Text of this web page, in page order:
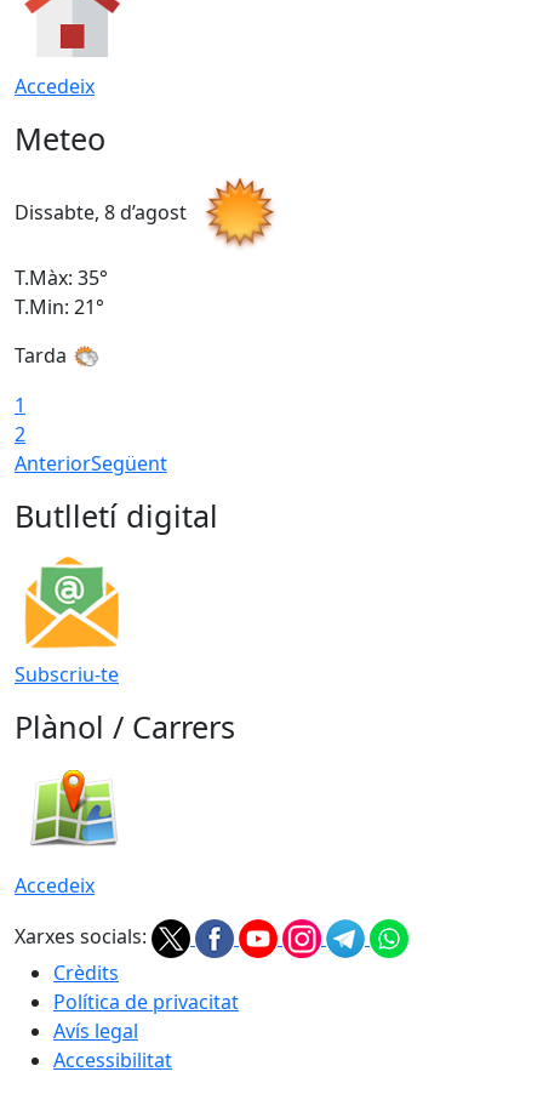
Accedeix
Meteo
Dissabte, 8 d’agost
T.Màx: 35°
T.Min: 21°
Tarda
1
2
AnteriorSegüent
Butlletí digital
Subscriu-te
Plànol / Carrers
Accedeix
Xarxes socials:
Crèdits
Política de privacitat
Avís legal
Accessibilitat